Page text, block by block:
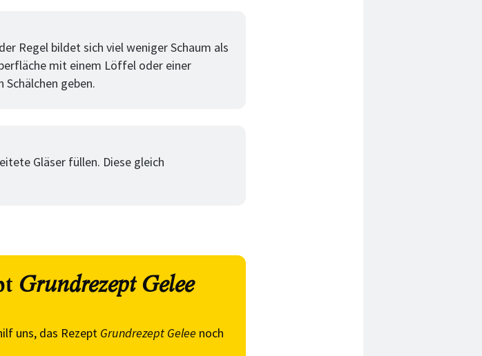
Regel bildet sich viel weniger Schaum als
mit einem Löffel oder einer
Schälchen geben.
Gläser füllen. Diese gleich
Grundrezept Gelee
uns, das Rezept Grundrezept Gelee noch